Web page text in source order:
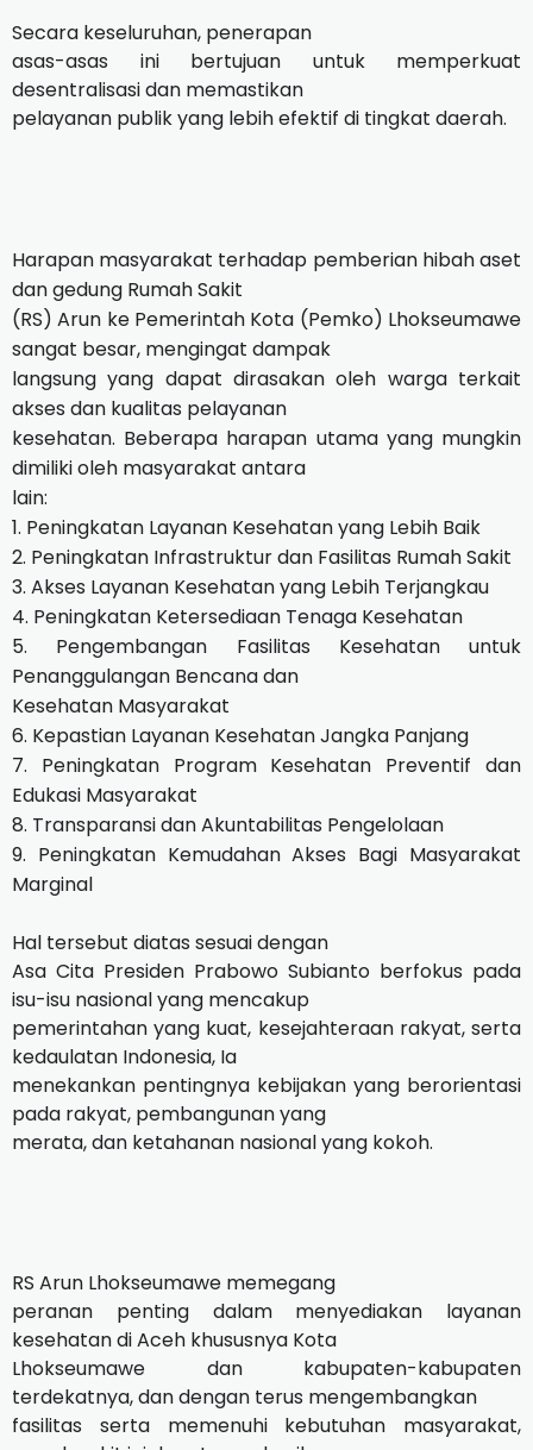
Secara keseluruhan, penerapan
asas-asas ini bertujuan untuk memperkuat
desentralisasi dan memastikan
pelayanan publik yang lebih efektif di tingkat daerah.
Harapan masyarakat terhadap pemberian hibah aset
dan gedung Rumah Sakit
(RS) Arun ke Pemerintah Kota (Pemko) Lhokseumawe
sangat besar, mengingat dampak
langsung yang dapat dirasakan oleh warga terkait
akses dan kualitas pelayanan
kesehatan. Beberapa harapan utama yang mungkin
dimiliki oleh masyarakat antara
lain:
1. Peningkatan Layanan Kesehatan yang Lebih Baik
2. Peningkatan Infrastruktur dan Fasilitas Rumah Sakit
3. Akses Layanan Kesehatan yang Lebih Terjangkau
4. Peningkatan Ketersediaan Tenaga Kesehatan
5. Pengembangan Fasilitas Kesehatan untuk
Penanggulangan Bencana dan
Kesehatan Masyarakat
6. Kepastian Layanan Kesehatan Jangka Panjang
7. Peningkatan Program Kesehatan Preventif dan
Edukasi Masyarakat
8. Transparansi dan Akuntabilitas Pengelolaan
9. Peningkatan Kemudahan Akses Bagi Masyarakat
Marginal
Hal tersebut diatas sesuai dengan
Asa Cita Presiden Prabowo Subianto berfokus pada
isu-isu nasional yang mencakup
pemerintahan yang kuat, kesejahteraan rakyat, serta
kedaulatan Indonesia, Ia
menekankan pentingnya kebijakan yang berorientasi
pada rakyat, pembangunan yang
merata, dan ketahanan nasional yang kokoh.
RS Arun Lhokseumawe memegang
peranan penting dalam menyediakan layanan
kesehatan di Aceh khususnya Kota
Lhokseumawe dan kabupaten-kabupaten
terdekatnya, dan dengan terus mengembangkan
fasilitas serta memenuhi kebutuhan masyarakat,